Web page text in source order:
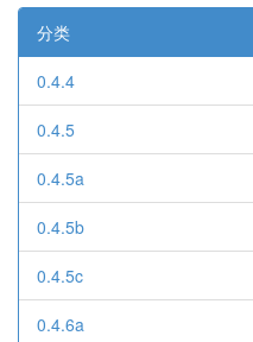
分类
0.4.4
0.4.5
0.4.5a
0.4.5b
0.4.5c
0.4.6a